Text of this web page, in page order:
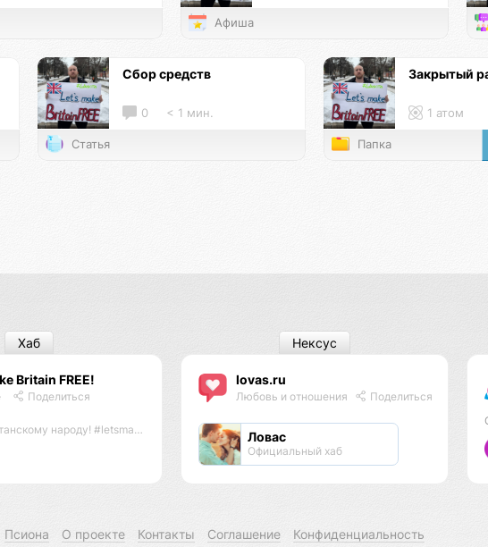
Афиша
Сбор средств
0 < 1 мин.
Статья
Закрытый
1 атом
Папка
Britain FREE!
Поделиться
народу! #letsmakebritainfree #lmbf
Хаб
lovas.ru
Любовь и отношения Поделиться
Ловас
Официальный хаб
Нексус
Псиона О проекте Контакты Соглашение Конфиденциальность